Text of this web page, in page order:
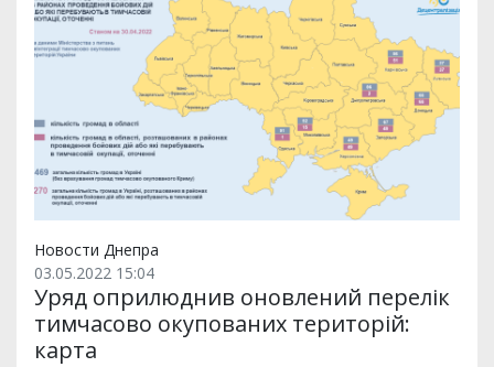
Новости Днепра
03.05.2022 15:04
Уряд оприлюднив оновлений перелік
тимчасово окупованих територій:
карта